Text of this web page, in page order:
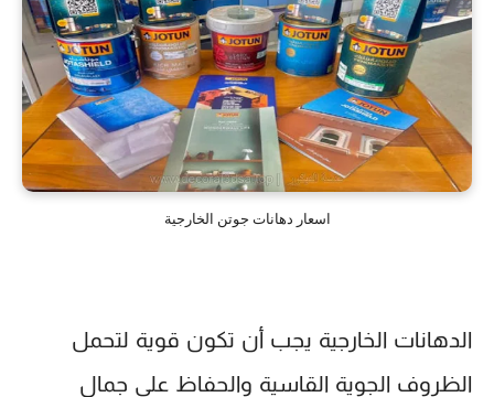
اسعار دهانات جوتن الخارجية
الدهانات الخارجية يجب أن تكون قوية لتحمل
الظروف الجوية القاسية والحفاظ على جمال